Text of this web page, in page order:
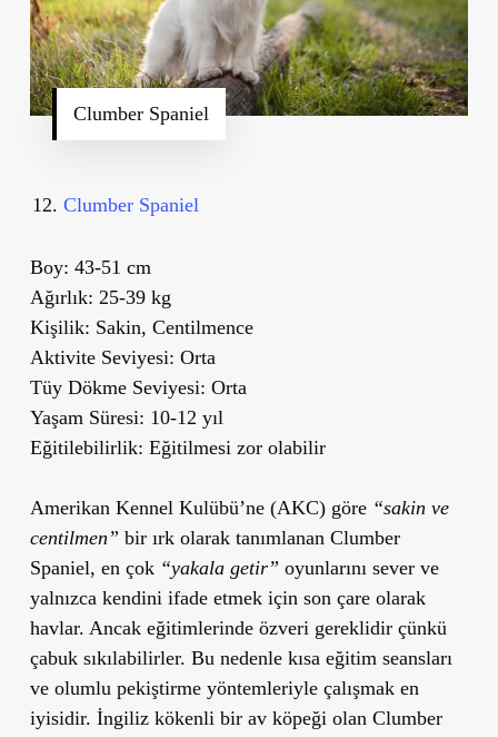
Clumber Spaniel
Clumber Spaniel
Boy: 43-51 cm
Ağırlık: 25-39 kg
Kişilik: Sakin, Centilmence
Aktivite Seviyesi: Orta
Tüy Dökme Seviyesi: Orta
Yaşam Süresi: 10-12 yıl
Eğitilebilirlik: Eğitilmesi zor olabilir
Amerikan Kennel Kulübü’ne (AKC) göre “sakin ve
centilmen” bir ırk olarak tanımlanan Clumber
Spaniel, en çok “yakala getir” oyunlarını sever ve
yalnızca kendini ifade etmek için son çare olarak
havlar. Ancak eğitimlerinde özveri gereklidir çünkü
çabuk sıkılabilirler. Bu nedenle kısa eğitim seansları
ve olumlu pekiştirme yöntemleriyle çalışmak en
iyisidir. İngiliz kökenli bir av köpeği olan Clumber